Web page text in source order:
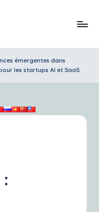
émergentes dans
les startups AI et SaaS